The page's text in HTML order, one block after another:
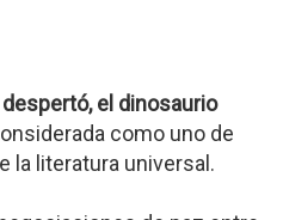
el dinosaurio
como uno de
la literatura universal.